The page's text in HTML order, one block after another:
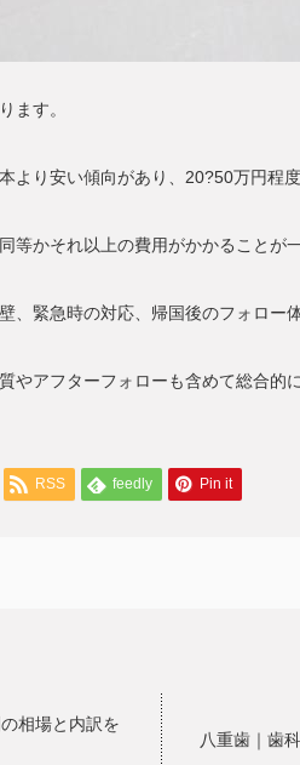
ます。
より安い傾向があり、20?50万円程
かそれ以上の費用がかかることが一
緊急時の対応、帰国後のフォロー
やアフターフォローも含めて総合的
RSS feedly Pin it
相場と内訳を
八重歯｜歯